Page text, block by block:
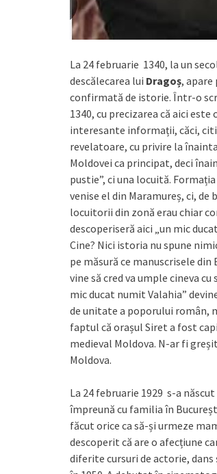
La 24 februarie 1340, la un
descălecarea lui Dragoș, apare
confirmată de istorie. Într-o
1340, cu precizarea că aici
interesante informații, căci,
revelatoare, cu privire la
Moldovei ca principat, deci
pustie”, ci una locuită.
venise el din Maramureș, ci,
locuitorii din zonă erau chiar
descoperiseră aici „un mic
Cine? Nici istoria nu spune
pe măsură ce manuscrisele
vine să cred va umple cineva
mic ducat numit Valahia”
de unitate a poporului român,
faptul că orașul Siret a fost
medieval Moldova. N-ar fi
Moldova.
La 24 februarie 1929 s-a
împreună cu familia în
făcut orice ca să-și urmeze
descoperit că are o afecțiune
diferite cursuri de actorie,